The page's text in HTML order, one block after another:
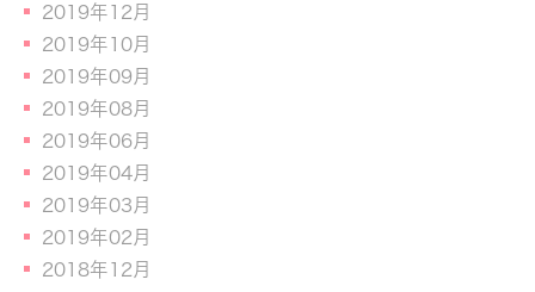
2019年12月
2019年10月
2019年09月
2019年08月
2019年06月
2019年04月
2019年03月
2019年02月
2018年12月